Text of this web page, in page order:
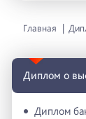
Главная
Диплом о
Диплом